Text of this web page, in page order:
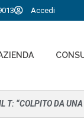
Accedi
T: “COLPITO DA